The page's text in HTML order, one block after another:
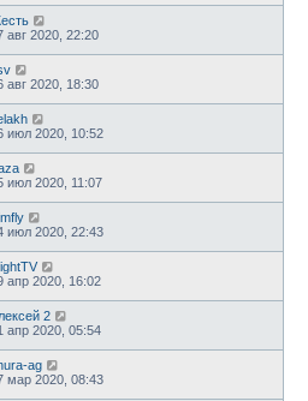
авг 2020, 22:20
авг 2020, 18:30
июл 2020, 10:52
июл 2020, 11:07
июл 2020, 22:43
апр 2020, 16:02
2
апр 2020, 05:54
ag
мар 2020, 08:43